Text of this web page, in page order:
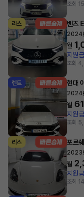
조회
리스 벤츠
2024
월
지원금
조회
렌트 현대
2024
월
지원금
조회
리스 포르
2023
월
지원금
조회